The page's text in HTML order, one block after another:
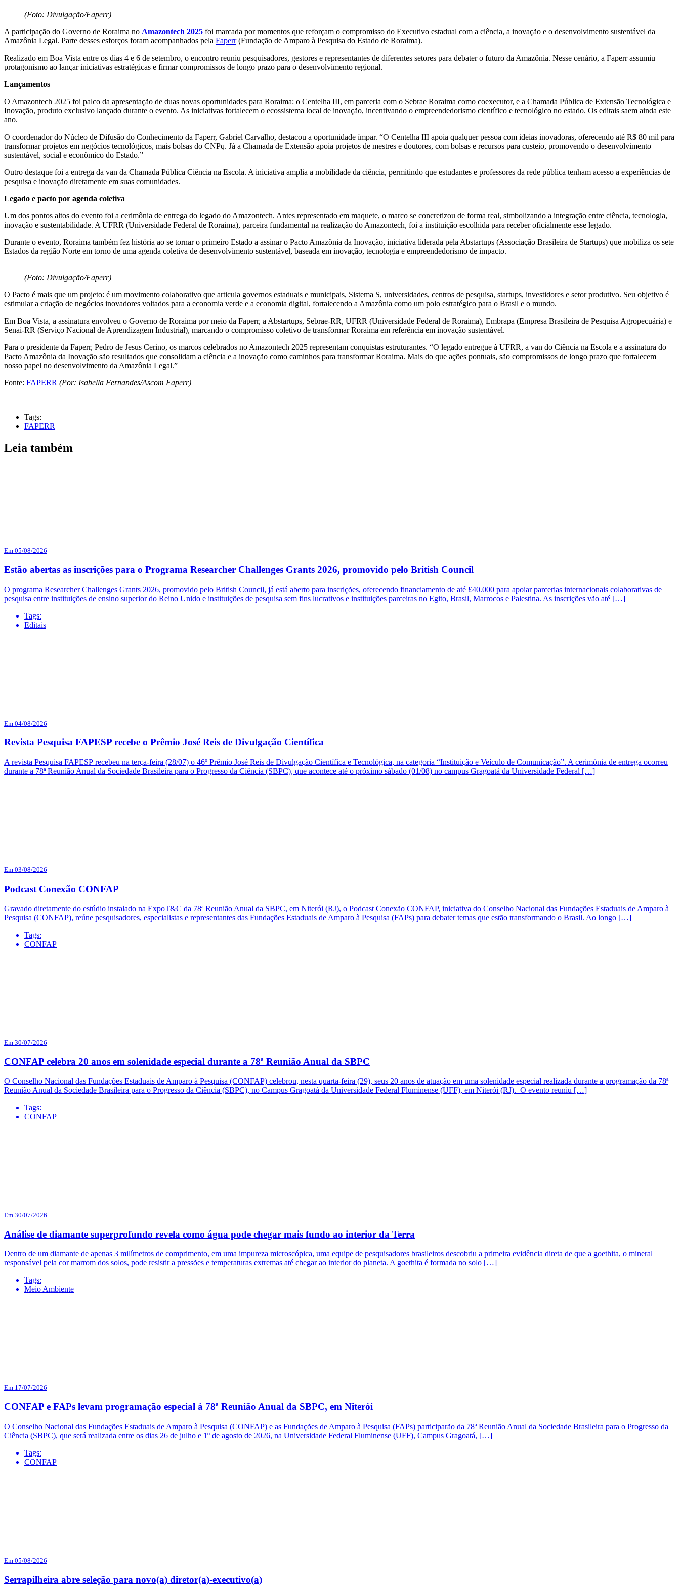
(Foto: Divulgação/Faperr)
A participação do Governo de Roraima no Amazontech 2025 foi marcada por momentos que reforçam o compromisso do Executivo estadual com a ciência, a inovação e o desenvolvimento sustentável da
Amazônia Legal. Parte desses esforços foram acompanhados pela Faperr(Fundação de Amparo à Pesquisa do Estado de Roraima).
Realizado em Boa Vista entre os dias 4 e 6 de setembro, o encontro reuniu pesquisadores, gestores e representantes de diferentes setores para debater o futuro da Amazônia. Nesse cenário, a Faperr assumiu
protagonismo ao lançar iniciativas estratégicas e firmar compromissos de longo prazo para o desenvolvimento regional.
Lançamentos
O Amazontech 2025 foi palco da apresentação de duas novas oportunidades para Roraima: o Centelha III, em parceria com o Sebrae Roraima como coexecutor, e a Chamada Pública de Extensão Tecnológica e
Inovação, produto exclusivo lançado durante o evento. As iniciativas fortalecem o ecossistema local de inovação, incentivando o empreendedorismo científico e tecnológico no estado. Os editais saem ainda este
ano.
O coordenador do Núcleo de Difusão do Conhecimento da Faperr, Gabriel Carvalho, destacou a oportunidade ímpar. “O Centelha III apoia qualquer pessoa com ideias inovadoras, oferecendo até R$ 80 mil para
transformar projetos em negócios tecnológicos, mais bolsas do CNPq. Já a Chamada de Extensão apoia projetos de mestres e doutores, com bolsas e recursos para custeio, promovendo o desenvolvimento
sustentável, social e econômico do Estado.”
Outro destaque foi a entrega da van da Chamada Pública Ciência na Escola. A iniciativa amplia a mobilidade da ciência, permitindo que estudantes e professores da rede pública tenham acesso a experiências de
pesquisa e inovação diretamente em suas comunidades.
Legado e pacto por agenda coletiva
Um dos pontos altos do evento foi a cerimônia de entrega do legado do Amazontech. Antes representado em maquete, o marco se concretizou de forma real, simbolizando a integração entre ciência, tecnologia,
inovação e sustentabilidade. A UFRR (Universidade Federal de Roraima), parceira fundamental na realização do Amazontech, foi a instituição escolhida para receber oficialmente esse legado.
Durante o evento, Roraima também fez história ao se tornar o primeiro Estado a assinar o Pacto Amazônia da Inovação, iniciativa liderada pela Abstartups (Associação Brasileira de Startups) que mobiliza os sete
Estados da região Norte em torno de uma agenda coletiva de desenvolvimento sustentável, baseada em inovação, tecnologia e empreendedorismo de impacto.
(Foto: Divulgação/Faperr)
O Pacto é mais que um projeto: é um movimento colaborativo que articula governos estaduais e municipais, Sistema S, universidades, centros de pesquisa, startups, investidores e setor produtivo. Seu objetivo é
estimular a criação de negócios inovadores voltados para a economia verde e a economia digital, fortalecendo a Amazônia como um polo estratégico para o Brasil e o mundo.
Em Boa Vista, a assinatura envolveu o Governo de Roraima por meio da Faperr, a Abstartups, Sebrae-RR, UFRR (Universidade Federal de Roraima), Embrapa (Empresa Brasileira de Pesquisa Agropecuária) e
Senai-RR (Serviço Nacional de Aprendizagem Industrial), marcando o compromisso coletivo de transformar Roraima em referência em inovação sustentável.
Para o presidente da Faperr, Pedro de Jesus Cerino, os marcos celebrados no Amazontech 2025 representam conquistas estruturantes. “O legado entregue à UFRR, a van do Ciência na Escola e a assinatura do
Pacto Amazônia da Inovação são resultados que consolidam a ciência e a inovação como caminhos para transformar Roraima. Mais do que ações pontuais, são compromissos de longo prazo que fortalecem
nosso papel no desenvolvimento da Amazônia Legal.”
Fonte: FAPERR (Por: Isabella Fernandes/Ascom Faperr)
Tags:
FAPERR
Leia também
Em 05/08/2026
Estão abertas as inscrições para o Programa Researcher Challenges Grants 2026, promovido pelo British Council
O programa Researcher Challenges Grants 2026, promovido pelo British Council, já está aberto para inscrições, oferecendo financiamento de até £40.000 para apoiar parcerias internacionais colaborativas de
pesquisa entre instituições de ensino superior do Reino Unido e instituições de pesquisa sem fins lucrativos e instituições parceiras no Egito, Brasil, Marrocos e Palestina. As inscrições vão até […]
Tags:
Editais
Em 04/08/2026
Revista Pesquisa FAPESP recebe o Prêmio José Reis de Divulgação Científica
A revista Pesquisa FAPESP recebeu na terça-feira (28/07) o 46º Prêmio José Reis de Divulgação Científica e Tecnológica, na categoria “Instituição e Veículo de Comunicação”. A cerimônia de entrega ocorreu
durante a 78ª Reunião Anual da Sociedade Brasileira para o Progresso da Ciência (SBPC), que acontece até o próximo sábado (01/08) no campus Gragoatá da Universidade Federal […]
Em 03/08/2026
Podcast Conexão CONFAP
Gravado diretamente do estúdio instalado na ExpoT&C da 78ª Reunião Anual da SBPC, em Niterói (RJ), o Podcast Conexão CONFAP, iniciativa do Conselho Nacional das Fundações Estaduais de Amparo à
Pesquisa (CONFAP), reúne pesquisadores, especialistas e representantes das Fundações Estaduais de Amparo à Pesquisa (FAPs) para debater temas que estão transformando o Brasil. Ao longo […]
Tags:
CONFAP
Em 30/07/2026
CONFAP celebra 20 anos em solenidade especial durante a 78ª Reunião Anual da SBPC
O Conselho Nacional das Fundações Estaduais de Amparo à Pesquisa (CONFAP) celebrou, nesta quarta-feira (29), seus 20 anos de atuação em uma solenidade especial realizada durante a programação da 78ª
Reunião Anual da Sociedade Brasileira para o Progresso da Ciência (SBPC), no Campus Gragoatá da Universidade Federal Fluminense (UFF), em Niterói (RJ). O evento reuniu […]
Tags:
CONFAP
Em 30/07/2026
Análise de diamante superprofundo revela como água pode chegar mais fundo ao interior da Terra
Dentro de um diamante de apenas 3 milímetros de comprimento, em uma impureza microscópica, uma equipe de pesquisadores brasileiros descobriu a primeira evidência direta de que a goethita, o mineral
responsável pela cor marrom dos solos, pode resistir a pressões e temperaturas extremas até chegar ao interior do planeta. A goethita é formada no solo […]
Tags:
Meio Ambiente
Em 17/07/2026
CONFAP e FAPs levam programação especial à 78ª Reunião Anual da SBPC, em Niterói
O Conselho Nacional das Fundações Estaduais de Amparo à Pesquisa (CONFAP) e as Fundações de Amparo à Pesquisa (FAPs) participarão da 78ª Reunião Anual da Sociedade Brasileira para o Progresso da
Ciência (SBPC), que será realizada entre os dias 26 de julho e 1º de agosto de 2026, na Universidade Federal Fluminense (UFF), Campus Gragoatá, […]
Tags:
CONFAP
Em 05/08/2026
Serrapilheira abre seleção para novo(a) diretor(a)-executivo(a)